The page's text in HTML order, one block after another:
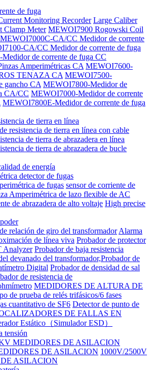
de fuga
Monitoring Recorder Large Caliber
Clamp Meter MEWOI7900 Rogowski Coil
MEWOI7000C-CA/CC Medidor de corrente
CA/CC Medidor de corrente de fuga
de corrente de fuga CC
Amperimétricas CA MEWOI7600-
TENAZA CA MEWOI7500-
gancho CA MEWOI7800-Medidor de
CA/CC MEWOI7000-Medidor de corrente
MEWOI7800E-Medidor de corrente de fuga
de tierra en línea
resistencia de tierra en línea con cable
de tierra de abrazadera en línea
de tierra de abrazadera de bucle
de energía
detector de fugas
de fugas sensor de corriente de
Amperimétrica de lazo flexible de AC
de abrazadera de alto voltaje High precise
relación de giro del transformador Alarma
de línea viva Probador de protector
Analyzer Probador de baja resistencia
devanado del transformador,Probador de
Digital Probador de densidad de sal
de resistencia de
MEDIDORES DE ALTURA DE
de prueba de relés trifásicos/6 fases
cuantitativo de SF6 Detector de punto de
DE FALLAS EN
Estático（Simulador ESD）
tensión
MEDIDORES DE ASILACION
DE ASILACION 1000V/2500V
ASILACION